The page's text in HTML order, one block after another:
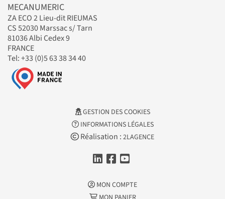
MECANUMERIC
ZA ECO 2 Lieu-dit RIEUMAS
CS 52030 Marssac s/ Tarn
81036 Albi Cedex 9
FRANCE
Tel: +33 (0)5 63 38 34 40
GESTION DES COOKIES
INFORMATIONS LÉGALES
Réalisation : 2LAGENCE
MON COMPTE